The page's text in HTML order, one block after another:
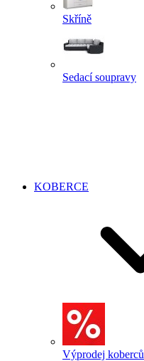
Skříně
Sedací soupravy
KOBERCE
Výprodej koberců